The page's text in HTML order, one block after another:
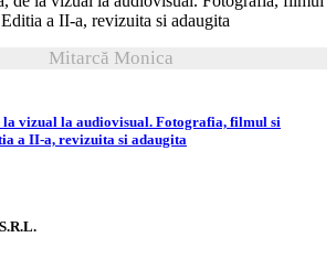
Mitarcă Monica
la vizual la audiovisual. Fotografia, filmul si
a II-a, revizuita si adaugita